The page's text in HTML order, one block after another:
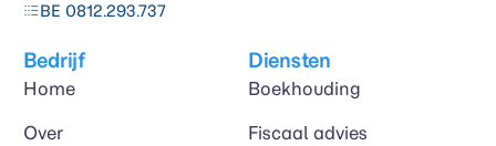
BE 0812.293.737
Bedrijf
Home
Over
Diensten
Boekhouding
Fiscaal advies